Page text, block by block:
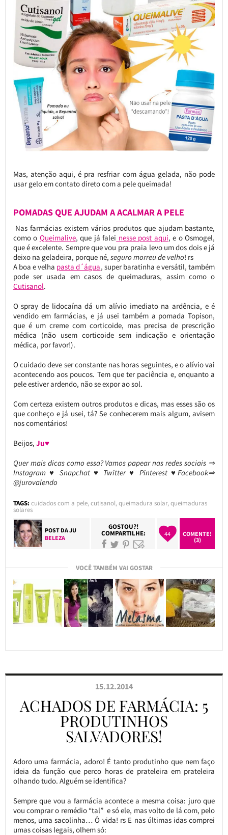
Mas, atenção aqui, é pra resfriar com água gelada, não pode
usar gelo em contato direto com a pele queimada!
POMADAS QUE AJUDAM A ACALMAR A PELE
Nas farmácias existem vários produtos que ajudam bastante,
como o Queimalive, que já falei nesse post aqui, e o Osmogel,
que é excelente. Sempre que vou pra praia levo um dos dois e já
deixo na geladeira, porque né, seguro morreu de velho! rs
A boa e velha pasta d´água, super baratinha e versátil, também
pode ser usada em casos de queimaduras, assim como o
Cutisanol.
O spray de lidocaína dá um alívio imediato na ardência, e é
vendido em farmácias, e já usei também a pomada Topison,
que é um creme com corticoide, mas precisa de prescrição
médica (não usem corticoide sem indicação e orientação
médica, por favor!).
O cuidado deve ser constante nas horas seguintes, e o alívio vai
acontecendo aos poucos. Tem que ter paciência e, enquanto a
pele estiver ardendo, não se expor ao sol.
Com certeza existem outros produtos e dicas, mas esses são os
que conheço e já usei, tá? Se conhecerem mais algum, avisem
nos comentários!
Beijos, Ju♥
Quer mais dicas como essa? Vamos papear nas redes sociais ⇒
Instagram ♥ Snapchat ♥ Twitter ♥ Pinterest ♥Facebook⇒
@jurovalendo
TAGS: cuidados com a pele,cutisanol,queimadura solar,queimaduras
solares
POST DAJU
BELEZA
GOSTOU?!
COMPARTILHE: 44
COMENTE!
(3)
VOCÊ TAMBÉM VAI GOSTAR
15.12.2014
ACHADOS DE FARMÁCIA: 5
PRODUTINHOS
SALVADORES!
Adoro uma farmácia, adoro! É tanto produtinho que nem faço
ideia da função que perco horas de prateleira em prateleira
olhando tudo. Alguém se identifica?
Sempre que vou a farmácia acontece a mesma coisa: juro que
vou comprar o remédio “tal” e só ele, mas volto de lá com, pelo
menos, uma sacolinha… Ô vida! rs E nas últimas idas comprei
umas coisas legais, olhem só: